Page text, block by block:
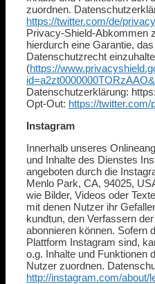
zuordnen.
https://twitter.com/de/privacy
Privacy-Shield-Abkommen
hierdurch eine Garantie,
Datenschutzrecht
(https://
Datenschutzerklärung:
Opt-Out: https://twitter.com/
Instagram
Innerhalb unseres
und Inhalte des Dienstes
angeboten durch die
Menlo Park, CA, 94025,
wie Bilder, Videos oder
mit denen Nutzer ihr
kundtun, den Verfassern
abonnieren können. Sofern
Plattform Instagram sind,
o.g. Inhalte und Funktionen
Nutzer zuordnen.
http://instagram.com/about/